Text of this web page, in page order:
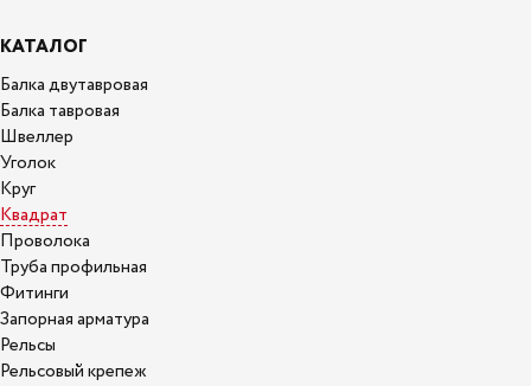
КАТАЛОГ
Балка двутавровая
Балка тавровая
Швеллер
Уголок
Круг
Квадрат
Проволока
Труба профильная
Фитинги
Запорная арматура
Рельсы
Рельсовый крепеж